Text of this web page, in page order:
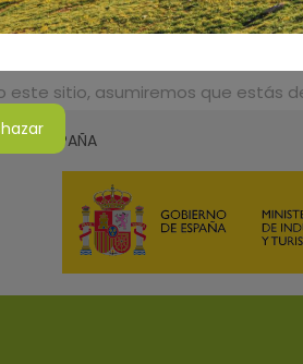
DE ESPAÑA
este sitio, asumiremos que estás